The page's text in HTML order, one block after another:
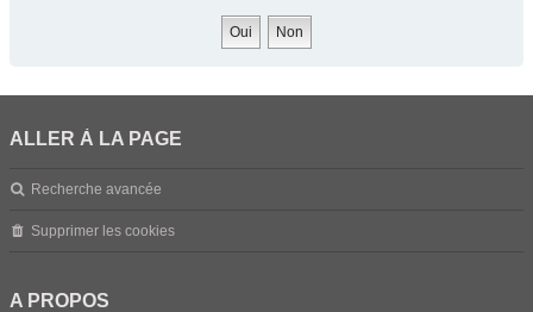
ALLER À LA PAGE
Recherche avancée
Supprimer les cookies
A PROPOS